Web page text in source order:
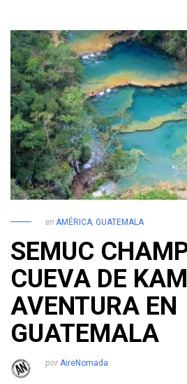
en AMÉRICA, GUATEMALA
SEMUC
CUEVA DE
AVENTURA EN
GUATEMALA
por AireNomada